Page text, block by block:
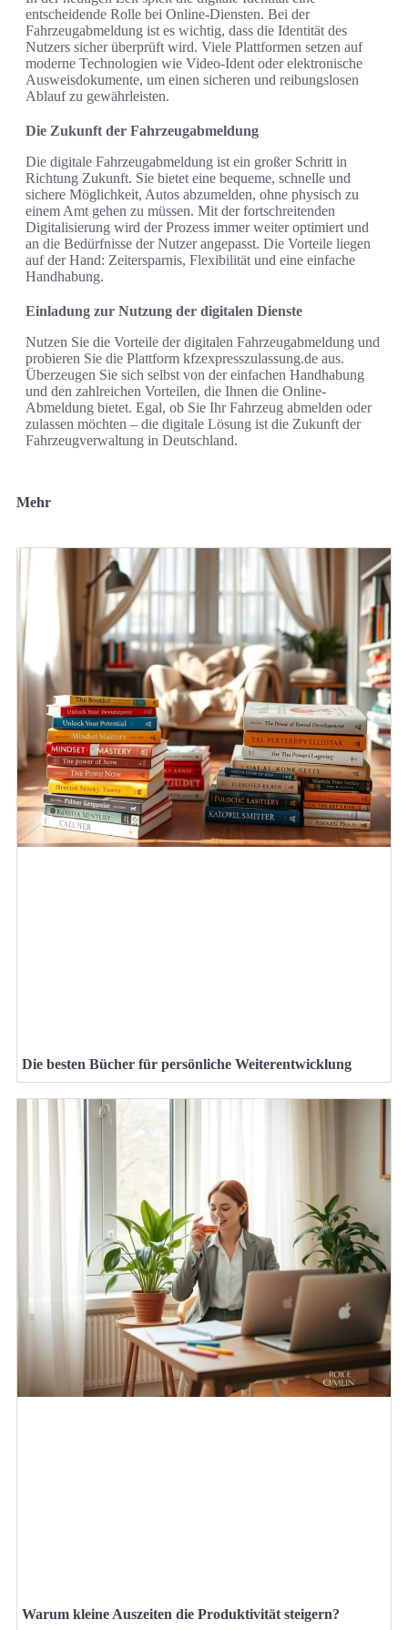
entscheidende Rolle bei Online-Diensten. Bei der
Fahrzeugabmeldung ist es wichtig, dass die Identität des
Nutzers sicher überprüft wird. Viele Plattformen setzen auf
moderne Technologien wie Video-Ident oder elektronische
Ausweisdokumente, um einen sicheren und reibungslosen
Ablauf zu gewährleisten.
Die Zukunft der Fahrzeugabmeldung
Die digitale Fahrzeugabmeldung ist ein großer Schritt in
Richtung Zukunft. Sie bietet eine bequeme, schnelle und
sichere Möglichkeit, Autos abzumelden, ohne physisch zu
einem Amt gehen zu müssen. Mit der fortschreitenden
Digitalisierung wird der Prozess immer weiter optimiert und
an die Bedürfnisse der Nutzer angepasst. Die Vorteile liegen
auf der Hand: Zeitersparnis, Flexibilität und eine einfache
Handhabung.
Einladung zur Nutzung der digitalen Dienste
Nutzen Sie die Vorteile der digitalen Fahrzeugabmeldung und
probieren Sie die Plattform kfzexpresszulassung.de aus.
Überzeugen Sie sich selbst von der einfachen Handhabung
und den zahlreichen Vorteilen, die Ihnen die Online-
Abmeldung bietet. Egal, ob Sie Ihr Fahrzeug abmelden oder
zulassen möchten – die digitale Lösung ist die Zukunft der
Fahrzeugverwaltung in Deutschland.
Mehr
Die besten Bücher für persönliche Weiterentwicklung
Warum kleine Auszeiten die Produktivität steigern?